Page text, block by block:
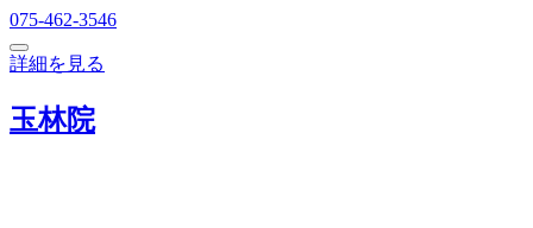
075-462-3546
詳細を見る
玉林院